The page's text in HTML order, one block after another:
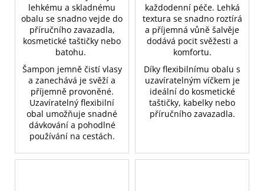
lehkému a skladnému
obalu se snadno vejde do
příručního zavazadla,
kosmetické taštičky nebo
batohu.
Šampon jemně čistí vlasy
a zanechává je svěží a
příjemně provoněné.
Uzavíratelný flexibilní
obal umožňuje snadné
dávkování a pohodlné
používání na cestách.
každodenní péče. Lehká
textura se snadno roztírá
a příjemná vůně šalvěje
dodává pocit svěžesti a
komfortu.
Díky flexibilnímu obalu s
uzavíratelným víčkem je
ideální do kosmetické
taštičky, kabelky nebo
příručního zavazadla.